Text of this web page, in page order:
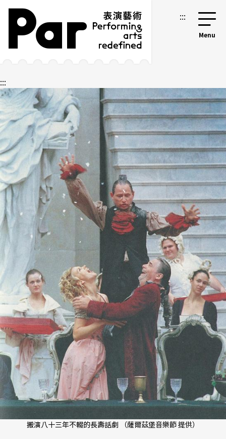
跳到主要內容區塊
網站導覽 :::
:::
搬演八十三年不輟的長壽話劇 （薩爾茲堡音樂節 提供）